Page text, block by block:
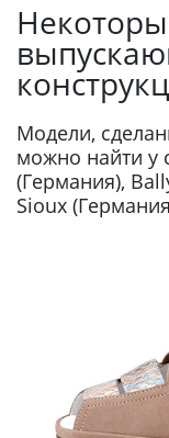
Модели,
можно найти у
(Германия),
Sioux